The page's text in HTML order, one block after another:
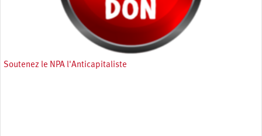
Soutenez le NPA l'Anticapitaliste